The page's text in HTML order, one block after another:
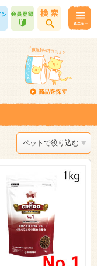
ペットで絞り込む